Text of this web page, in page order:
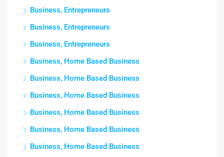
Business, Entrepreneurs
Business, Entrepreneurs
Business, Entrepreneurs
Business, Home Based Business
Business, Home Based Business
Business, Home Based Business
Business, Home Based Business
Business, Home Based Business
Business, Home Based Business